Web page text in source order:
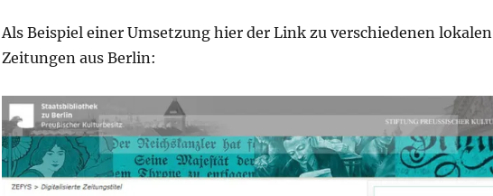
Als Beispiel einer Umsetzung hier der Link zu verschiedenen lokalen
Zeitungen aus Berlin: